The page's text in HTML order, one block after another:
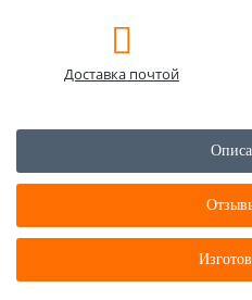
Доставка почтой